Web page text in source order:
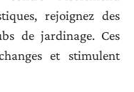
rejoignez des
de jardinage. Ces
et stimulent